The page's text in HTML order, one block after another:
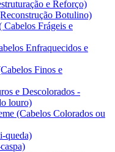
e Reforço)
Botulino)
Frágeis e
Enfraquecidos e
Finos e
e Descolorados -
louro)
(Cabelos Colorados ou
queda)